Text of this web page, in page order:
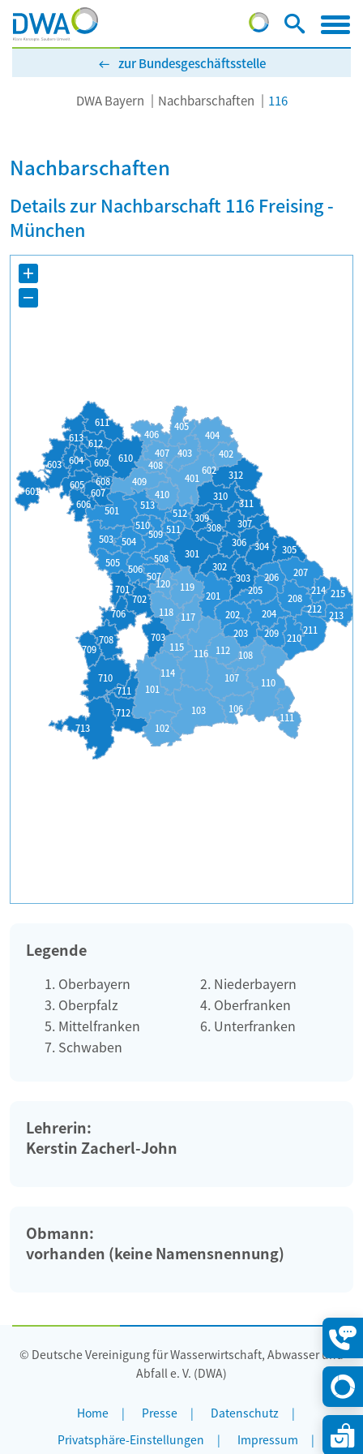
zur Bundesgeschäftsstelle
DWA Bayern Nachbarschaften 116
Nachbarschaften
Details zur Nachbarschaft 116 Freising -
München
101
102
103 106
107
108
110
111
112
114
115
116
117
118
119
120
201
202
203
204
205
206
207
208
209 210
211
212
213
214 215
301
302
303
304 305
306
307
308
309
310
311
312
401
402
403
404
405
406
407
408
409
410
501
503
504
505
506
507
508
509
510 511
512
513
601
602
603 604
605
606
607
608
609 610
611
612
613
701
702
703
706
708
709
710
711
712
713
+
−
Legende
Oberbayern
Niederbayern
Oberpfalz
Oberfranken
Mittelfranken
Unterfranken
Schwaben
Lehrerin:
Kerstin Zacherl-John
Obmann:
vorhanden (keine Namensnennung)
© Deutsche Vereinigung für Wasserwirtschaft, Abwasser und
Abfall e. V. (DWA)
Home Presse
Datenschutz
Privatsphäre-Einstellungen
Impressum